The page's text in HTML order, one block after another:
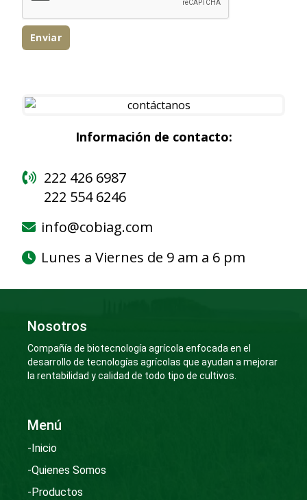
Información de contacto:
222 426 6987
222 554 6246
info@cobiag.com
Lunes a Viernes de 9 am a 6 pm
Nosotros
Compañía de biotecnología agrícola enfocada en el
desarrollo de tecnologías agrícolas que ayudan a mejorar
la rentabilidad y calidad de todo tipo de cultivos.
Menú
-Inicio
-Quienes Somos
-Productos